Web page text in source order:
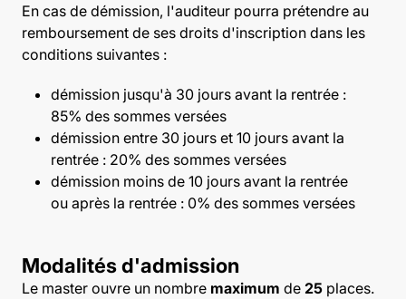
En cas de démission, l'auditeur pourra prétendre au
remboursement de ses droits d'inscription dans les
conditions suivantes :
démission jusqu'à 30 jours avant la rentrée :
85% des sommes versées
démission entre 30 jours et 10 jours avant la
rentrée : 20% des sommes versées
démission moins de 10 jours avant la rentrée
ou après la rentrée : 0% des sommes versées
Modalités d'admission
Le master ouvre un nombre maximum de 25 places.